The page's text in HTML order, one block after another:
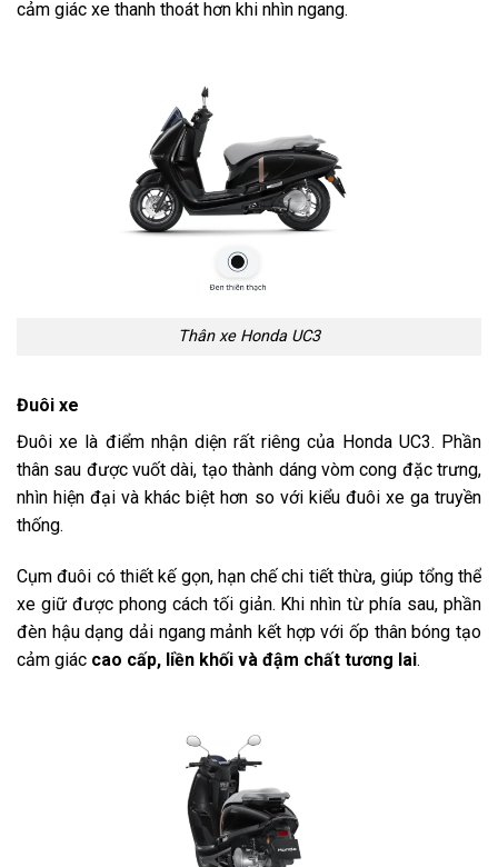
cảm giác xe thanh thoát hơn khi nhìn ngang.
Thân xe Honda UC3
Đuôi xe
Đuôi xe là điểm nhận diện rất riêng của Honda UC3. Phần
thân sau được vuốt dài, tạo thành dáng vòm cong đặc trưng,
nhìn hiện đại và khác biệt hơn so với kiểu đuôi xe ga truyền
thống.
Cụm đuôi có thiết kế gọn, hạn chế chi tiết thừa, giúp tổng thể
xe giữ được phong cách tối giản. Khi nhìn từ phía sau, phần
đèn hậu dạng dải ngang mảnh kết hợp với ốp thân bóng tạo
cảm giác cao cấp, liền khối và đậm chất tương lai.